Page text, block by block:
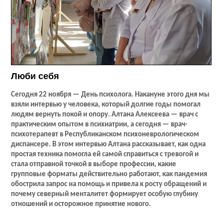
Люби себя
Сегодня 22 ноября — День психолога. Накануне этого дня мы
взяли интервью у человека, который долгие годы помогал
людям вернуть покой и опору. Алтана Алексеева — врач с
практическим опытом в психиатрии, а сегодня — врач-
психотерапевт в Республиканском психоневрологическом
диспансере. В этом интервью Алтана рассказывает, как одна
простая техника помогла ей самой справиться с тревогой и
стала отправной точкой в выборе профессии, какие
групповые форматы действительно работают, как пандемия
обострила запрос на помощь и привела к росту обращений и
почему северный менталитет формирует особую глубину
отношений и осторожное принятие нового.